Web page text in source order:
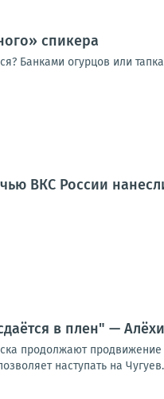
спикера
Банками огурцов или
ВКС России
в плен" —
продолжают
наступать на